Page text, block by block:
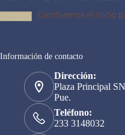
Información de contacto
Dirección:
Plaza Principal
Pue.
Teléfono:
233 3148032